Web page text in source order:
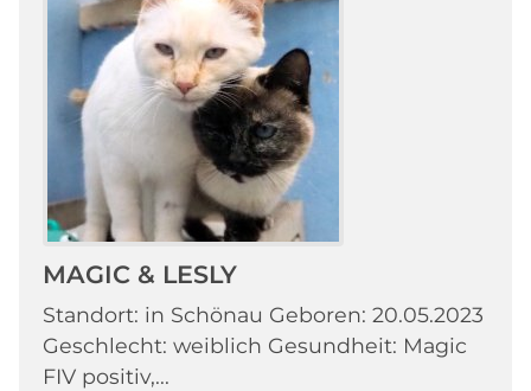
MAGIC & LESLY
Standort: in Schönau Geboren: 20.05.2023
Geschlecht: weiblich Gesundheit: Magic
FIV positiv,...